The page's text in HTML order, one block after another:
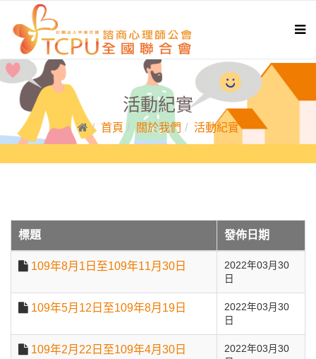
活動紀實
首頁 關於我們 活動紀實
標題 發佈日期
109年8月1日至109年11月30日
2022年03月30
日
109年5月12日至109年8月19日
2022年03月30
日
109年2月22日至109年4月30日
2022年03月30